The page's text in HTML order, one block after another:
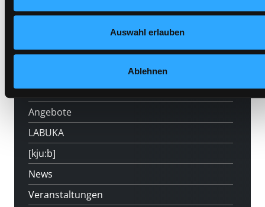
Auswahl erlauben
Ablehnen
Hotline (Mo-Fr 9 bis 17 Uhr): 0316 872-
Mitgliedschaft
Angebote
LABUKA
[kju:b]
News
Veranstaltungen